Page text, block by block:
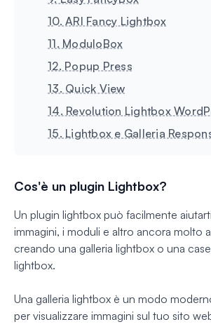
10. ARI Fancy Lightbox
11. ModuloBox
12. Popup Press
13. Quick View
14. Revolution Lightbox
15. Lightbox e Galleria
Cos'è un plugin Lightbox?
Un plugin lightbox può facilmente
immagini, i moduli e altro ancora molto
creando una galleria lightbox o una
lightbox.
Una galleria lightbox è un modo
per visualizzare immagini sul tuo sito